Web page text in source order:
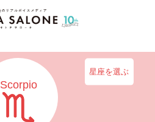
Scorpio
星座を選ぶ